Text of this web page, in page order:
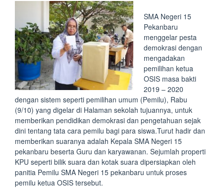
SMA Negeri 15
Pekanbaru
menggelar pesta
demokrasi dengan
mengadakan
pemilihan ketua
OSIS masa bakti
2019 – 2020
dengan sistem seperti pemilihan umum (Pemilu), Rabu
(9/10) yang digelar di Halaman sekolah tujuannya, untuk
memberikan pendidikan demokrasi dan pengetahuan sejak
dini tentang tata cara pemilu bagi para siswa.Turut hadir dan
memberikan suaranya adalah Kepala SMA Negeri 15
pekanbaru beserta Guru dan karyawanan. Sejumlah properti
KPU seperti bilik suara dan kotak suara dipersiapkan oleh
panitia Pemilu SMA Negeri 15 pekanbaru untuk proses
pemilu ketua OSIS tersebut.